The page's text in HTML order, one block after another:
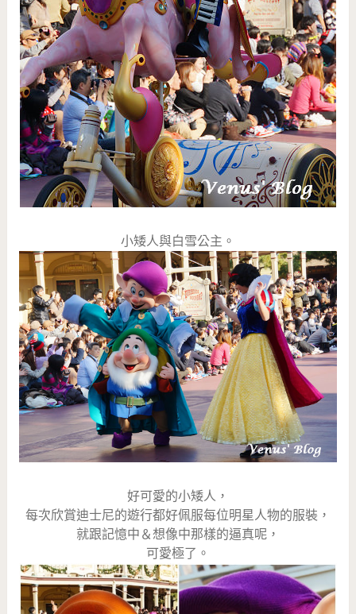
小矮人與白雪公主。
好可愛的小矮人，
每次欣賞迪士尼的遊行都好佩服每位明星人物的服裝，
就跟記憶中＆想像中那樣的逼真呢，
可愛極了。